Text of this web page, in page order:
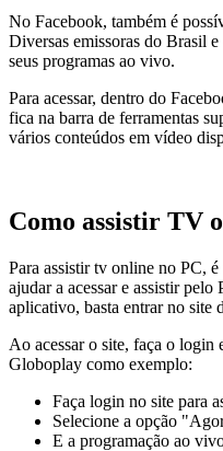
No Facebook, também é
Diversas emissoras do Brasil
seus programas ao vivo.
Para acessar, dentro do
fica na barra de ferramentas
vários conteúdos em vídeo
Como assistir TV
Para assistir tv online no PC,
ajudar a acessar e assistir
aplicativo, basta entrar no site
Ao acessar o site, faça o login
Globoplay como exemplo:
Faça login no site para
Selecione a opção
E a programação ao